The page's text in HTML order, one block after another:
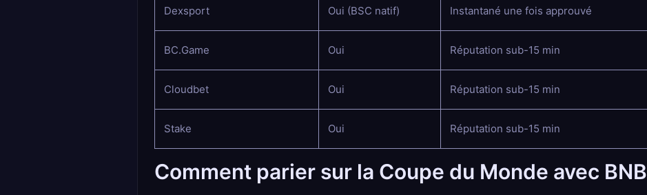
Dexsport Oui (BSC natif) Instantané une fois approuvé
BC.Game Oui Réputation sub-15 min
Cloudbet Oui Réputation sub-15 min
Stake Oui Réputation sub-15 min
Comment parier sur la Coupe du Monde avec BNB